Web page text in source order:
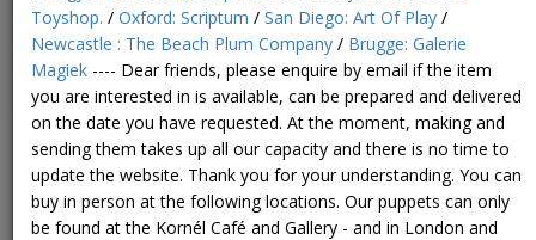
0
HUF
0
Madár-kalitka – Thaumatrope képeslap
Toyshop. / Oxford: Scriptum / San Diego: Art Of Play /
Newcastle : The Beach Plum Company / Brugge: Galerie
Magiek ---- Dear friends, please enquire by email if the item
you are interested in is available, can be prepared and delivered
on the date you have requested. At the moment, making and
sending them takes up all our capacity and there is no time to
update the website. Thank you for your understanding. You can
buy in person at the following locations. Our puppets can only
be found at the Kornél Café and Gallery - and in London and